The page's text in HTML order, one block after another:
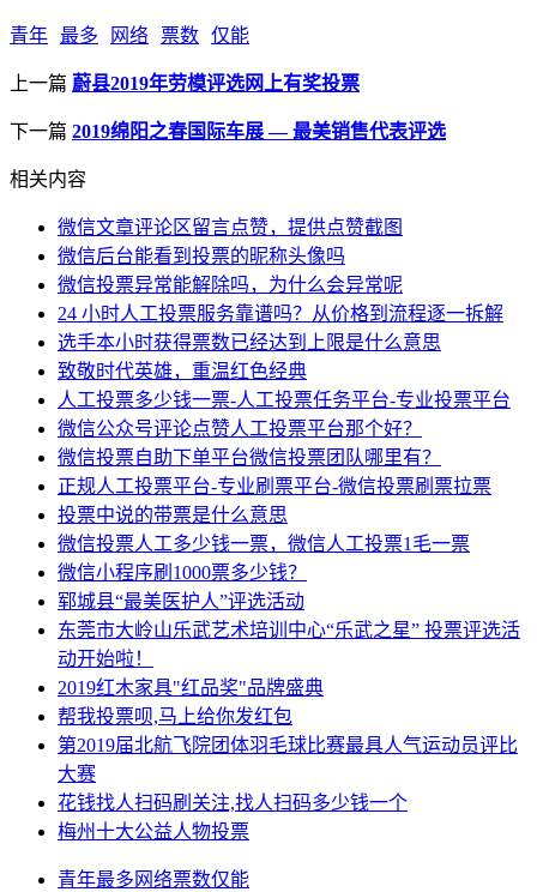
青年 最多 网络 票数 仅能
上一篇 蔚县2019年劳模评选网上有奖投票
下一篇 2019绵阳之春国际车展 — 最美销售代表评选
相关内容
微信文章评论区留言点赞，提供点赞截图
微信后台能看到投票的昵称头像吗
微信投票异常能解除吗，为什么会异常呢
24 小时人工投票服务靠谱吗？从价格到流程逐一拆解
选手本小时获得票数已经达到上限是什么意思
致敬时代英雄，重温红色经典
人工投票多少钱一票-人工投票任务平台-专业投票平台
微信公众号评论点赞人工投票平台那个好？
微信投票自助下单平台微信投票团队哪里有？
正规人工投票平台-专业刷票平台-微信投票刷票拉票
投票中说的带票是什么意思
微信投票人工多少钱一票，微信人工投票1毛一票
微信小程序刷1000票多少钱？
郓城县“最美医护人”评选活动
东莞市大岭山乐武艺术培训中心“乐武之星” 投票评选活
动开始啦！
2019红木家具"红品奖"品牌盛典
帮我投票呗,马上给你发红包
第2019届北航飞院团体羽毛球比赛最具人气运动员评比
大赛
花钱找人扫码刷关注,找人扫码多少钱一个
梅州十大公益人物投票
青年最多 网络票数仅能